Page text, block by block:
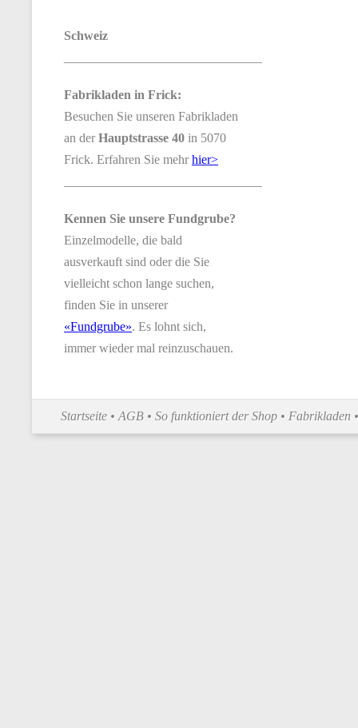
Schweiz
Fabrikladen in Frick:
Besuchen Sie unseren Fabrikladen
an der Hauptstrasse 40 in 5070
Frick. Erfahren Sie mehr hier>
Kennen Sie unsere Fundgrube?
Einzelmodelle, die bald
ausverkauft sind oder die Sie
vielleicht schon lange suchen,
finden Sie in unserer
«Fundgrube». Es lohnt sich,
immer wieder mal reinzuschauen.
Startseite •AGB •So funktioniert der Shop • Fabrikladen